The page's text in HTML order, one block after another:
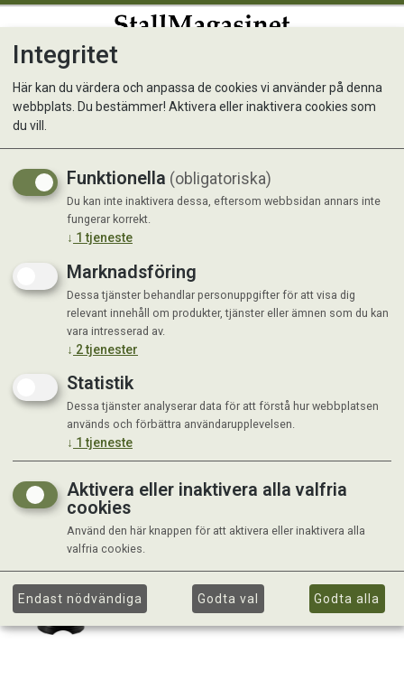
Matskål Amy Svart
Integritet
Här kan du värdera och anpassa de cookies vi använder på denna
webbplats. Du bestämmer! Aktivera eller inaktivera cookies som
du vill.
Funktionella (obligatoriska)
Du kan inte inaktivera dessa, eftersom webbsidan annars inte
fungerar korrekt.
↓ 1 tjeneste
Marknadsföring
Dessa tjänster behandlar personuppgifter för att visa dig
relevant innehåll om produkter, tjänster eller ämnen som du kan
vara intresserad av.
↓ 2tjenester
Statistik
Dessa tjänster analyserar data för att förstå hur webbplatsen
används och förbättra användarupplevelsen.
↓ 1 tjeneste
Aktivera eller inaktivera alla valfria
cookies
Använd den här knappen för att aktivera eller inaktivera alla
valfria cookies.
Endast nödvändiga Godta val Godta alla